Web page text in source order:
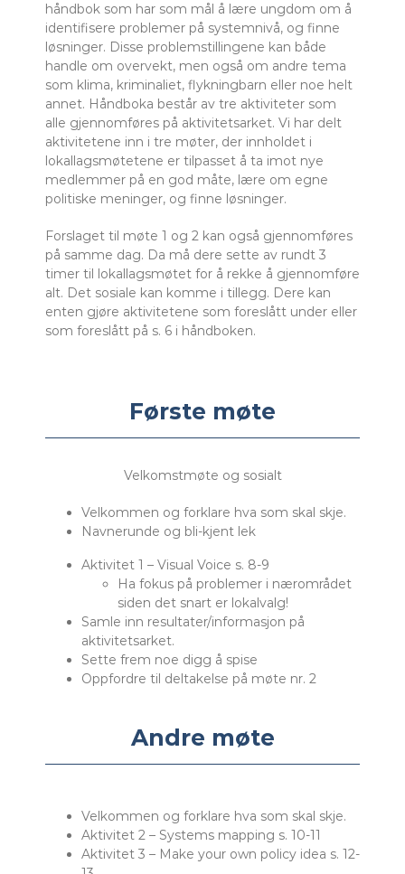
håndbok som har som mål å lære ungdom om å
identifisere problemer på systemnivå, og finne
løsninger. Disse problemstillingene kan både
handle om overvekt, men også om andre tema
som klima, kriminaliet, flykningbarn eller noe helt
annet. Håndboka består av tre aktiviteter som
alle gjennomføres på aktivitetsarket. Vi har delt
aktivitetene inn i tre møter, der innholdet i
lokallagsmøtetene er tilpasset å ta imot nye
medlemmer på en god måte, lære om egne
politiske meninger, og finne løsninger.
Forslaget til møte 1 og 2 kan også gjennomføres
på samme dag. Da må dere sette av rundt 3
timer til lokallagsmøtet for å rekke å gjennomføre
alt. Det sosiale kan komme i tillegg. Dere kan
enten gjøre aktivitetene som foreslått under eller
som foreslått på s. 6 i håndboken.
Første møte
Velkomstmøte og sosialt
Velkommen og forklare hva som skal skje.
Navnerunde og bli-kjent lek
Aktivitet 1 – Visual Voice s. 8-9
Ha fokus på problemer i nærområdet
siden det snart er lokalvalg!
Samle inn resultater/informasjon på
aktivitetsarket.
Sette frem noe digg å spise
Oppfordre til deltakelse på møte nr. 2
Andre møte
Velkommen og forklare hva som skal skje.
Aktivitet 2 – Systems mapping s. 10-11
Aktivitet 3 – Make your own policy idea s. 12-